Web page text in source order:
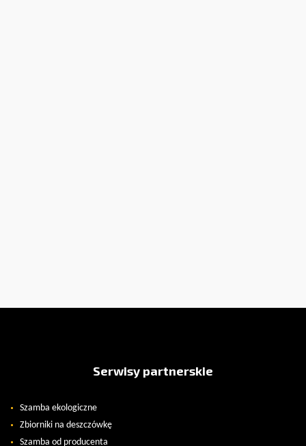
Serwisy partnerskie
Szamba ekologiczne
Zbiorniki na deszczówkę
Szamba od producenta